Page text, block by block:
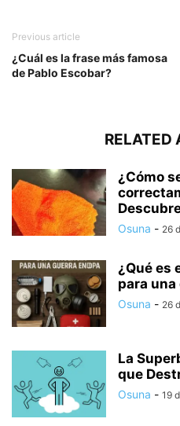
Previous article
¿Cuál es la frase más famosa
de Pablo Escobar?
RELATED
¿Cómo
Osuna - 26
¿Qué es
para una
Osuna - 26
La
que
Osuna - 19